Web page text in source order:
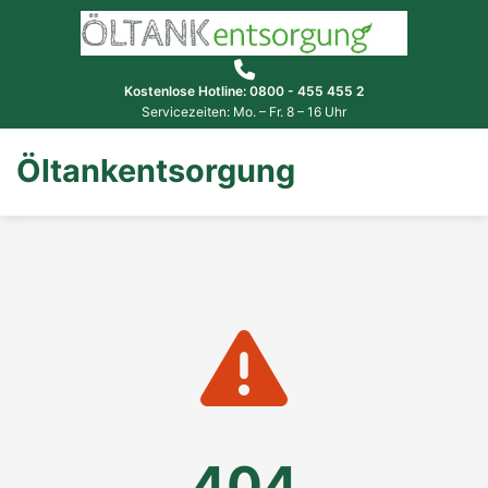
Kostenlose Hotline: 0800 - 455 455 2
Servicezeiten: Mo. – Fr. 8 – 16 Uhr
Öltankentsorgung